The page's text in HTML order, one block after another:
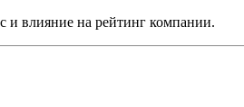
и влияние на рейтинг компании.